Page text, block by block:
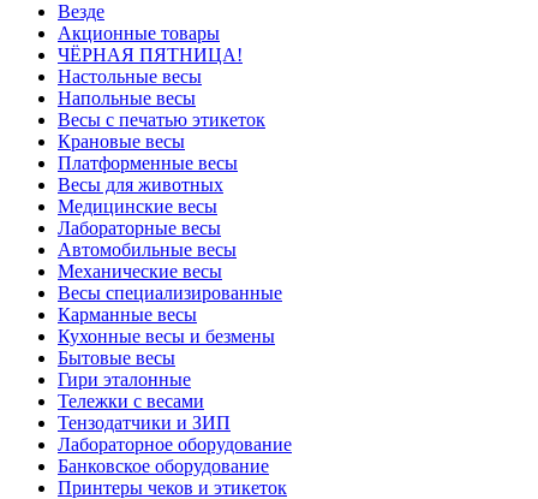
Везде
Акционные товары
ЧЁРНАЯ ПЯТНИЦА!
Настольные весы
Напольные весы
Весы с печатью этикеток
Крановые весы
Платформенные весы
Весы для животных
Медицинские весы
Лабораторные весы
Автомобильные весы
Механические весы
Весы специализированные
Карманные весы
Кухонные весы и безмены
Бытовые весы
Гири эталонные
Тележки с весами
Тензодатчики и ЗИП
Лабораторное оборудование
Банковское оборудование
Принтеры чеков и этикеток